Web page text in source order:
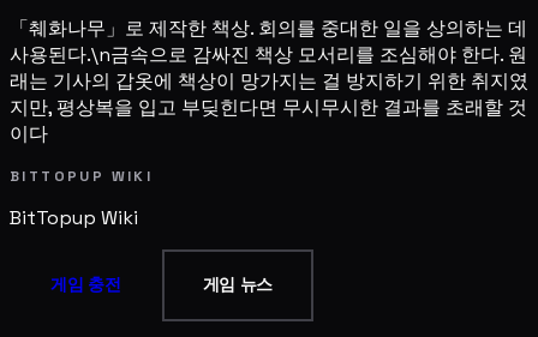
「췌화나무」로 제작한 책상. 회의를 중대한 일을 상의하는 데
사용된다.\n금속으로 감싸진 책상 모서리를 조심해야 한다. 원
래는 기사의 갑옷에 책상이 망가지는 걸 방지하기 위한 취지였
지만, 평상복을 입고 부딪힌다면 무시무시한 결과를 초래할 것
이다
BITTOPUP WIKI
BitTopup Wiki
게임 충전 게임 뉴스